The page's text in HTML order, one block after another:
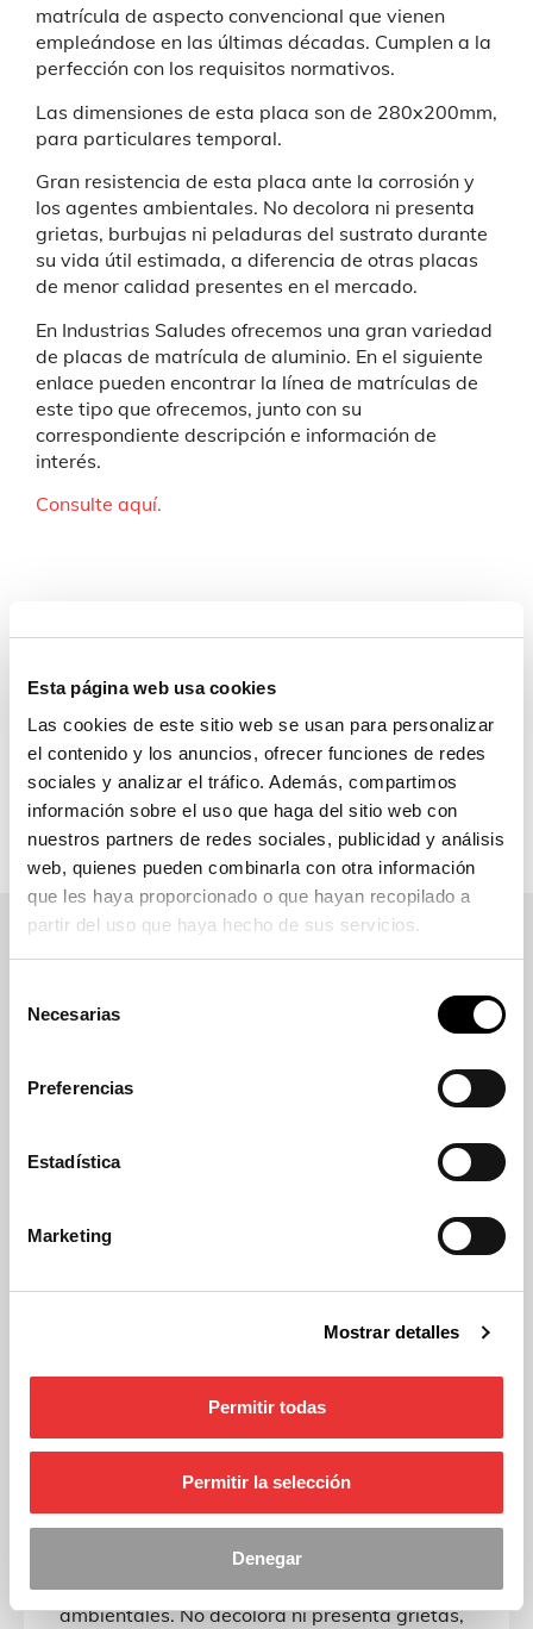
Esta página web usa cookies
Las cookies de este sitio web se usan para personalizar
el contenido y los anuncios, ofrecer funciones de redes
sociales y analizar el tráfico. Además, compartimos
información sobre el uso que haga del sitio web con
nuestros partners de redes sociales, publicidad y análisis
web, quienes pueden combinarla con otra información
que les haya proporcionado o que hayan recopilado a
partir del uso que haya hecho de sus servicios.
Necesarias
Preferencias
Estadística
Marketing
Mostrar detalles
Permitir todas
Permitir la selección
Denegar
matrícula de aspecto convencional que vienen
empleándose en las últimas décadas. Cumplen a la
perfección con los requisitos normativos.
Las dimensiones de esta placa son de 280x200mm,
para particulares temporal.
Gran resistencia de esta placa ante la corrosión y
los agentes ambientales. No decolora ni presenta
grietas, burbujas ni peladuras del sustrato durante
su vida útil estimada, a diferencia de otras placas
de menor calidad presentes en el mercado.
En Industrias Saludes ofrecemos una gran variedad
de placas de matrícula de aluminio. En el siguiente
enlace pueden encontrar la línea de matrículas de
este tipo que ofrecemos, junto con su
correspondiente descripción e información de
interés.
Consulte aquí.
Si necesita más información de carácter
productos, contacte con nosotros:
Contacto
dimensiones 280x200mm, temporal
Materiales
dimensiones 280x200mm. Reflexivo verde de
marcas (3M, NIPPON). Con caracteres de
embutición en blanco mate.
Verde y blanco.
Verde y blanco.
Gran resistencia a la corrosión y los agentes
ambientales. No decolora ni presenta grietas,